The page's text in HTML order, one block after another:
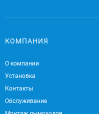
КОМПАНИЯ
О компании
Установка
Контакты
Обслуживание